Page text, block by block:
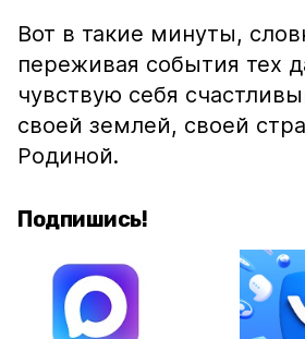
Вот в такие минуты,
переживая события тех
чувствую себя
своей землей, своей
Родиной.
Подпишись!